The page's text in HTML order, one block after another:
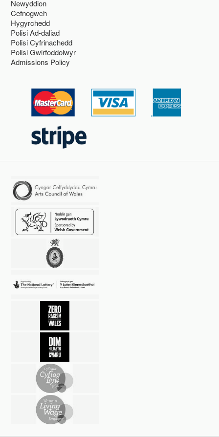
Newyddion
Cefnogwch
Hygyrchedd
Polisi Ad-daliad
Polisi Cyfrinachedd
Polisi Gwirfoddolwyr
Admissions Policy